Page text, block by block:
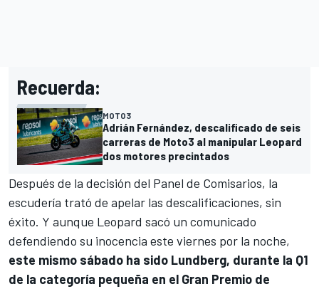
Recuerda:
MOTO3
Adrián Fernández, descalificado de seis
carreras de Moto3 al manipular Leopard
dos motores precintados
Después de la decisión del Panel de Comisarios, la
escudería trató de apelar las descalificaciones, sin
éxito. Y aunque Leopard sacó un comunicado
defendiendo su inocencia este viernes por la noche,
este mismo sábado ha sido Lundberg, durante la Q1
de la categoría pequeña en el Gran Premio de